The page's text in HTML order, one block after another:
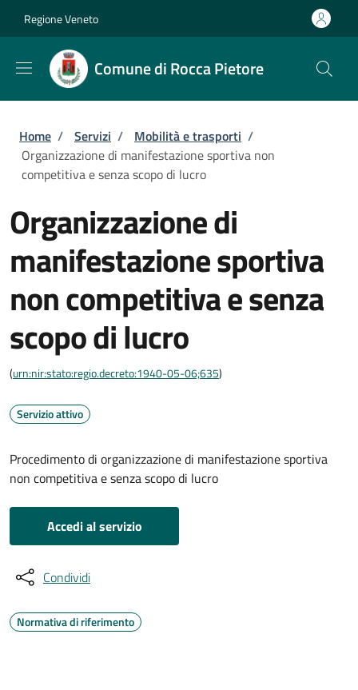
Regione Veneto
Comune di Rocca Pietore
Briciole di pane
Home / Servizi / Mobilità e trasporti /
Organizzazione di manifestazione sportiva non
competitiva e senza scopo di lucro
Organizzazione di
manifestazione sportiva
non competitiva e senza
scopo di lucro
(urn:nir:stato:regio.decreto:1940-05-06;635)
Servizio attivo
Procedimento di organizzazione di manifestazione sportiva
non competitiva e senza scopo di lucro
Accedi al servizio
Condividi
Normativa di riferimento